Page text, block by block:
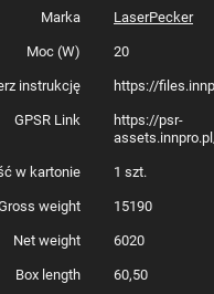
w warsztatach, małych
i precyzyjne
która umożliwia osiąganie
w jednym przebiegu. Krawędzie
projektów, w
na cięcie metali, takich jak
urządzeń.
Marka LaserPecker
Moc (W) 20
instrukcję https://
GPSR Link
https://psr-
w kartonie 1 szt.
weight 15190
Net weight 6020
Box length 60,50